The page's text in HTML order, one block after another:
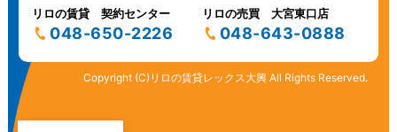
リロの賃貸 契約センター
048-650-2226
リロの売買 大宮東口店
048-643-0888
Copyright (C)リロの賃貸レックス大興 All Rights Reserved.